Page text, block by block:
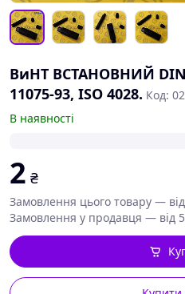
ВиНТ ВСТАНОВНИЙ DIN
11075-93, ISO 4028. Код:
В наявності
2 ₴
Замовлення цього товару —
Замовлення у продавця — від